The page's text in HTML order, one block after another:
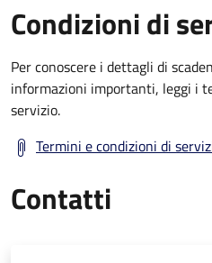
Condizioni di
Per conoscere i dettagli di
informazioni importanti, leggi i
servizio.
Termini e condizioni di
Contatti